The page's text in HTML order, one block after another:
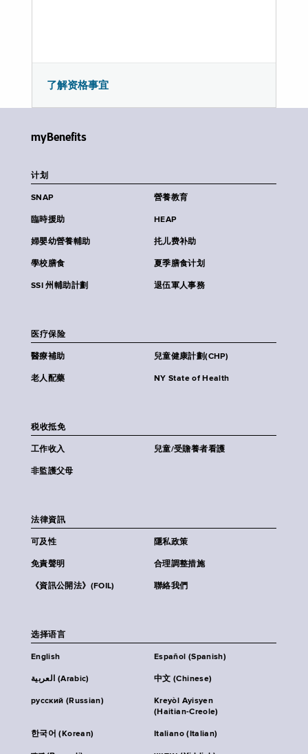
了解资格事宜
myBenefits
计划
SNAP 營養教育
臨時援助 HEAP
婦嬰幼營養輔助 扥儿费补助
學校膳食 夏季膳食计划
SSI 州輔助計劃 退伍軍人事務
医疗保险
醫療補助 兒童健康計劃(CHP)
老人配藥 NY State of Health
税收抵免
工作收入 兒童/受贍養者看護
非監護父母
法律資訊
可及性 隱私政策
免責聲明 合理調整措施
《資訊公開法》(FOIL) 聯絡我們
选择语言
English Español (Spanish)
العربية (Arabic) 中文 (Chinese)
русский (Russian)
Kreyòl Ayisyen
(Haitian-Creole)
한국어 (Korean) Italiano (Italian)